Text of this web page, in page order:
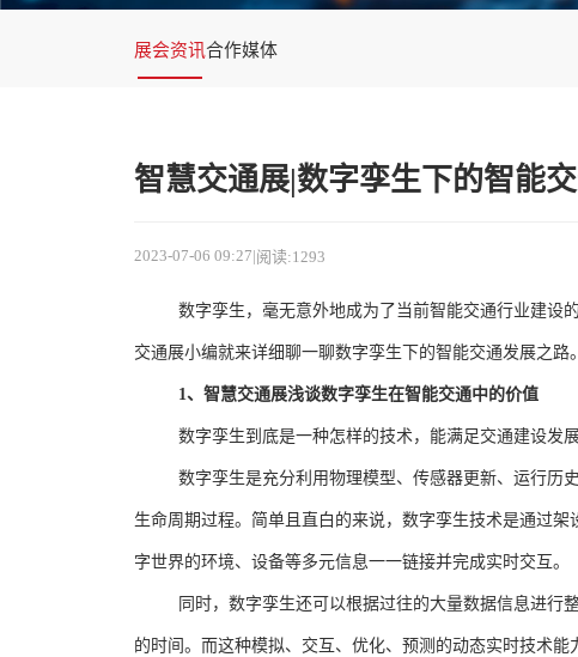
展会资讯合作媒体
智慧交通展|数字孪生下的智能
2023-07-06 09:27|阅读:1293
数字孪生，毫无意外地成为了当前智能交通行业建设
交通展小编就来详细聊一聊数字孪生下的智能交通发展之路。
1、智慧交通展浅谈数字孪生在智能交通中的价值
数字孪生到底是一种怎样的技术，能满足交通建设发
数字孪生是充分利用物理模型、传感器更新、运行历
生命周期过程。简单且直白的来说，数字孪生技术是通过
字世界的环境、设备等多元信息一一链接并完成实时交互。
同时，数字孪生还可以根据过往的大量数据信息进行
的时间。而这种模拟、交互、优化、预测的动态实时技术